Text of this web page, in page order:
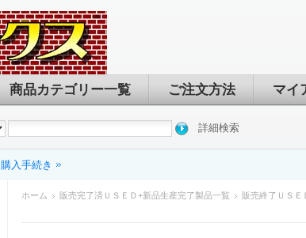
商品カテゴリー一覧 ご注文方法 マイ
詳細検索
購入手続き
ホーム 販売完了済ＵＳＥＤ+新品生産完了製品一覧 販売終了ＵＳＥ